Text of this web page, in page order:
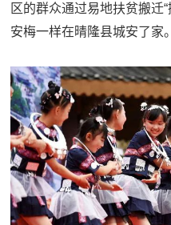
区的群众通过易地扶贫搬迁
安梅一样在晴隆县城安了家。